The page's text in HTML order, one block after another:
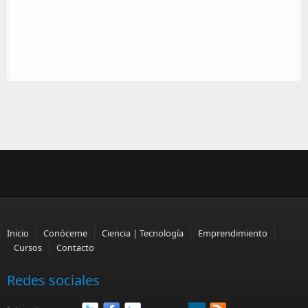
Inicio Conóceme Ciencia | Tecnología
Emprendimiento
Cursos
Contacto
Redes sociales